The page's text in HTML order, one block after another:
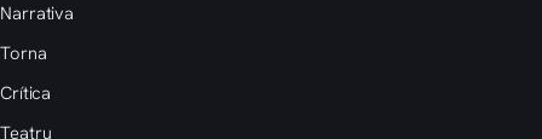
Narrativa
Torna
Crítica
Teatru